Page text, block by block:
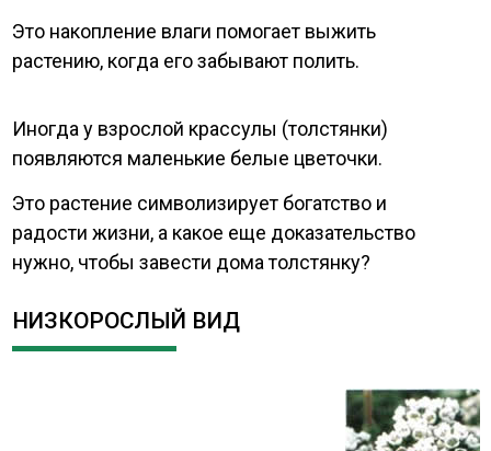
Это накопление влаги помогает выжить
растению, когда его забывают полить.
Иногда у взрослой крассулы (толстянки)
появляются маленькие белые цветочки.
Это растение символизирует богатство и
радости жизни, а какое еще доказательство
нужно, чтобы завести дома толстянку?
НИЗКОРОСЛЫЙ ВИД